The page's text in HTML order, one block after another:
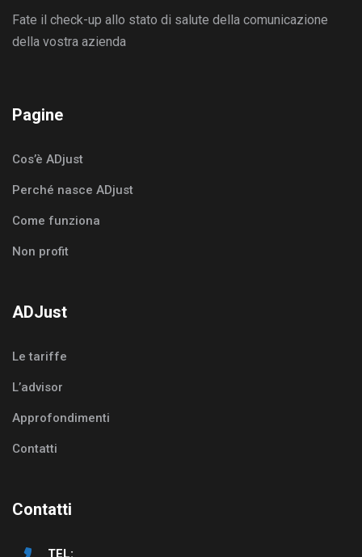
Fate il check-up allo stato di salute della comunicazione
della vostra azienda
Pagine
Cos’è ADjust
Perché nasce ADjust
Come funziona
Non profit
ADJust
Le tariffe
L’advisor
Approfondimenti
Contatti
Contatti
TEL: